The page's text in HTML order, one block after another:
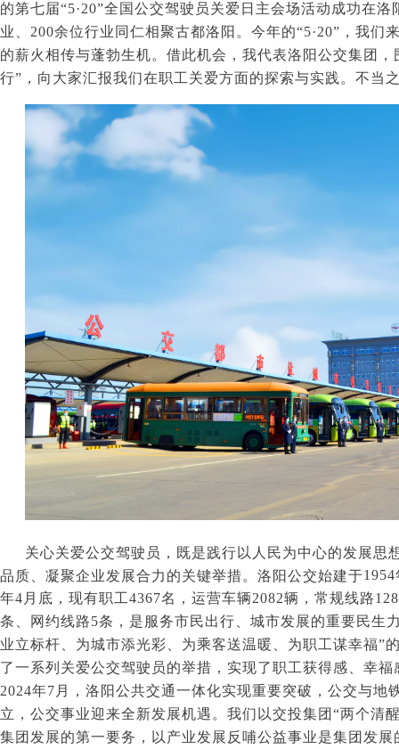
的第七届“5·20”全国公交驾驶员关爱日主会场活动成功在洛
业、 200余位行业同仁相聚古都洛阳。今年的“5·20”，我们
的薪火相传与蓬勃生机。借此机会，我代表洛阳公交集团
行”，向大家汇报我们在职工关爱方面的探索与实践。不当
关心关爱公交驾驶员，既是践行以人民为中心的发展思
品质、凝聚企业发展合力的关键举措。洛阳公交始建于1954
年4 月底，现有职工4367名，运营车辆2082辆，常规线路128
条、网约线路5条，是服务市民出行、城市发展的重要民生
业立标杆、为城市添光彩、为乘客送温暖、为职工谋幸福”
了一系列关爱公交驾驶员的举措，实现了职工获得感、幸
2024年7 月，洛阳公共交通一体化实现重要突破，公交与地
立，公交事业迎来全新发展机遇。我们以交投集团“两个清
集团发展的第一要务，以产业发展反哺公益事业是集团发